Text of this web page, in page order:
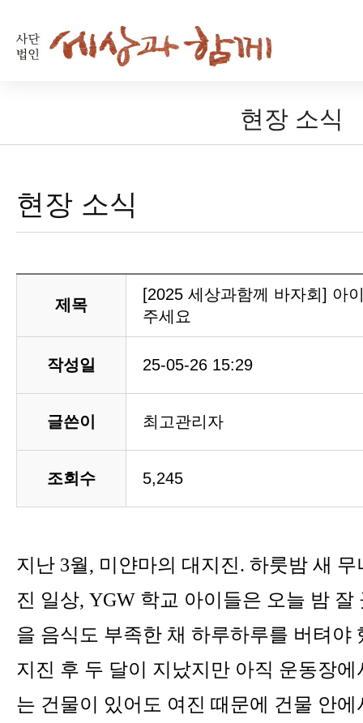
현장 소식
현장 소식
제목
[2025 세상과함께 바자회] 아
주세요
작성일 25-05-26 15:29
글쓴이 최고관리자
조회수 5,245
지난 3월, 미얀마의 대지진. 하룻밤 새
진 일상, YGW 학교 아이들은 오늘 밤 잘
을 음식도 부족한 채 하루하루를 버텨야
지진 후 두 달이 지났지만 아직 운동장
는 건물이 있어도 여진 때문에 건물 안